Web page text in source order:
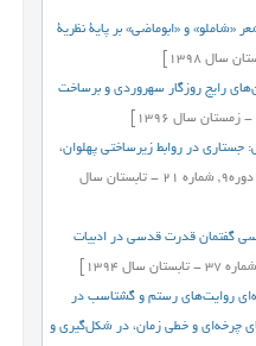
«شاملو» و «ابوماضی» بر پایة نظریة
سال
رایج روزگار سهروردی و برساخت
زمستان سال
در روابط زیرساختی پهلوان،
دوره 9, شماره 21
-تابستان سال
گفتمان قدرت قدسی در ادبیات
37
-تابستان سال
روایت‌های رستم و گشتاسب در
چرخه‌ای و خطی زمان، در شکل‌گیری و